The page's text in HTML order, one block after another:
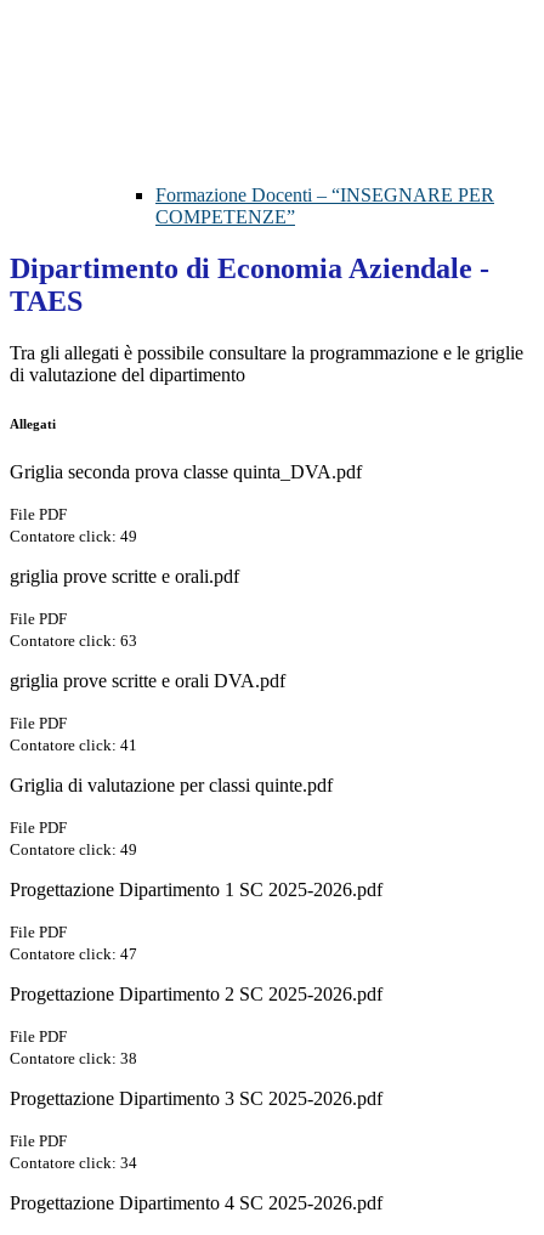
Formazione Docenti – “INSEGNARE PER
COMPETENZE”
Dipartimento di Economia Aziendale -
TAES
Tra gli allegati è possibile consultare la programmazione e le griglie
di valutazione del dipartimento
Allegati
Griglia seconda prova classe quinta_DVA.pdf
File PDF
Contatore click: 49
griglia prove scritte e orali.pdf
File PDF
Contatore click: 63
griglia prove scritte e orali DVA.pdf
File PDF
Contatore click: 41
Griglia di valutazione per classi quinte.pdf
File PDF
Contatore click: 49
Progettazione Dipartimento 1 SC 2025-2026.pdf
File PDF
Contatore click: 47
Progettazione Dipartimento 2 SC 2025-2026.pdf
File PDF
Contatore click: 38
Progettazione Dipartimento 3 SC 2025-2026.pdf
File PDF
Contatore click: 34
Progettazione Dipartimento 4 SC 2025-2026.pdf